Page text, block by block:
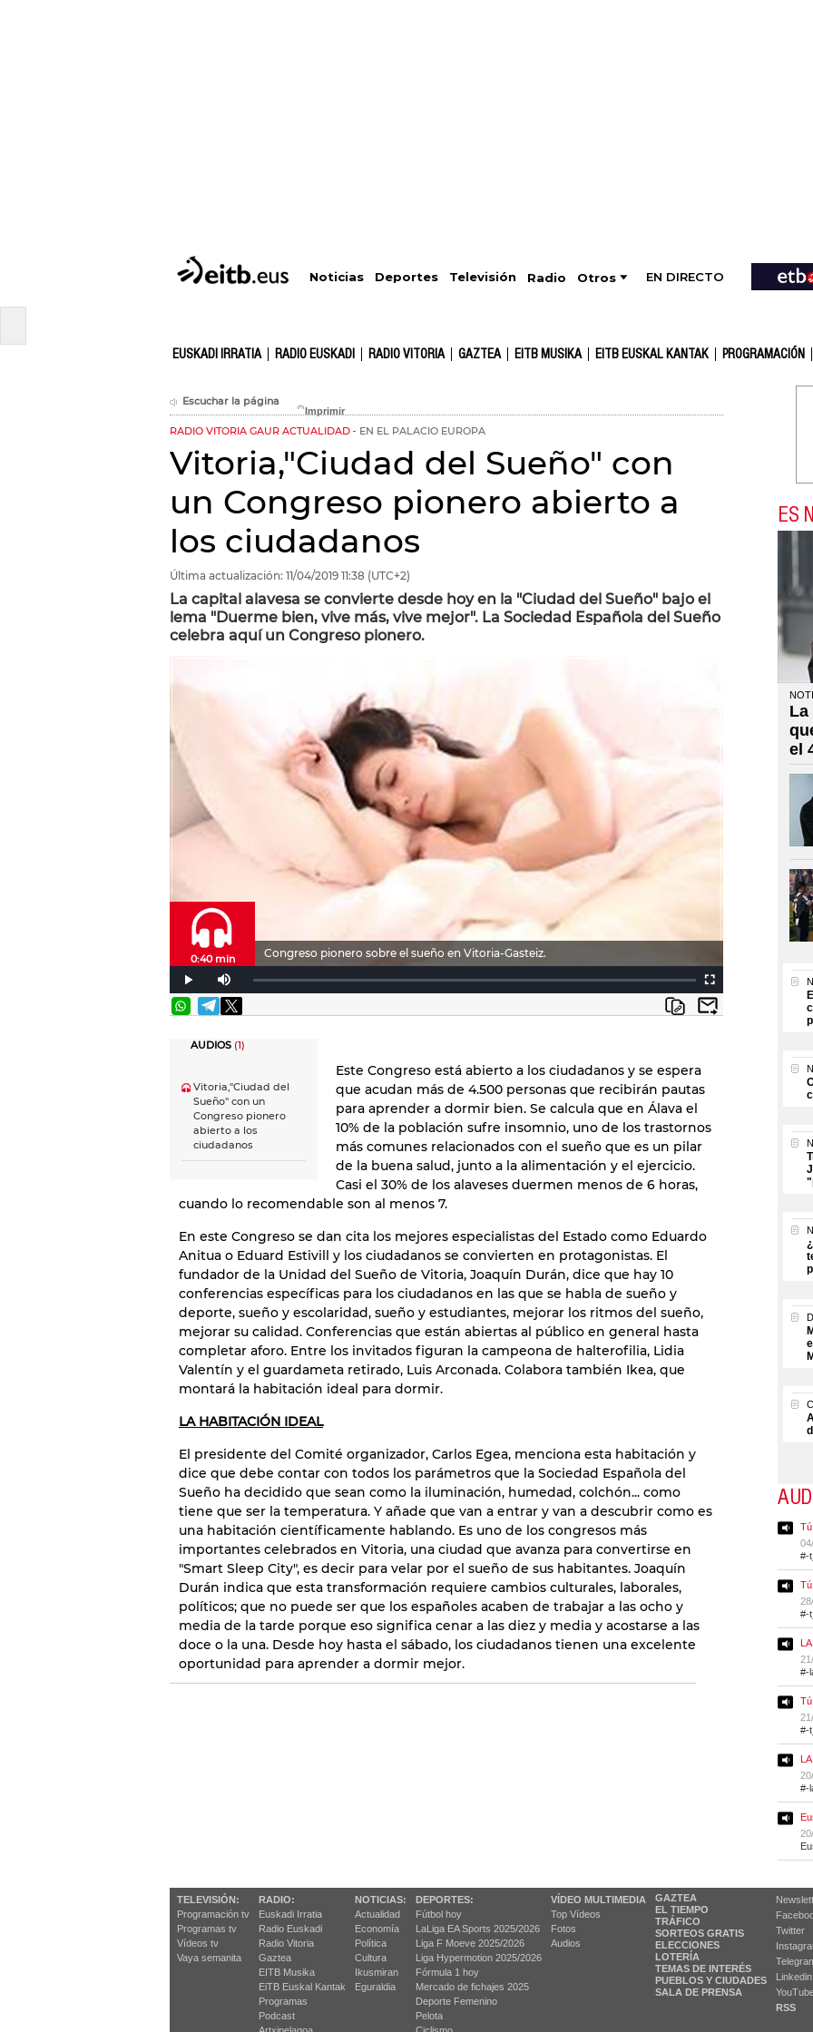
Noticias Deportes Televisión Radio Otros EN DIRECTO
EUSKADI IRRATIA RADIO EUSKADI RADIO VITORIA GAZTEA EITB MUSIKA EITB EUSKAL KANTAK PROGRAMACIÓN
Escuchar la página
RADIO VITORIA GAUR ACTUALIDAD EN EL PALACIO EUROPA
Vitoria,"Ciudad del Sueño" con
un Congreso pionero abierto a
los ciudadanos
Última actualización: 11/04/2019 11:38 (UTC+2)
La capital alavesa se convierte desde hoy en la "Ciudad del Sueño" bajo el
lema "Duerme bien, vive más, vive mejor". La Sociedad Española del Sueño
celebra aquí un Congreso pionero.
Congreso pionero sobre el sueño en Vitoria-Gasteiz.
0:40 min
AUDIOS (1)
Vitoria,"Ciudad del
Sueño" con un
Congreso pionero
abierto a los
ciudadanos
Este Congreso está abierto a los ciudadanos y se espera
que acudan más de 4.500 personas que recibirán pautas
para aprender a dormir bien. Se calcula que en Álava el
10% de la población sufre insomnio, uno de los trastornos
más comunes relacionados con el sueño que es un pilar
de la buena salud, junto a la alimentación y el ejercicio.
Casi el 30% de los alaveses duermen menos de 6 horas,
cuando lo recomendable son al menos 7.
En este Congreso se dan cita los mejores especialistas del Estado como Eduardo
Anitua o Eduard Estivill y los ciudadanos se convierten en protagonistas. El
fundador de la Unidad del Sueño de Vitoria, Joaquín Durán, dice que hay 10
conferencias específicas para los ciudadanos en las que se habla de sueño y
deporte, sueño y escolaridad, sueño y estudiantes, mejorar los ritmos del sueño,
mejorar su calidad. Conferencias que están abiertas al público en general hasta
completar aforo. Entre los invitados figuran la campeona de halterofilia, Lidia
Valentín y el guardameta retirado, Luis Arconada. Colabora también Ikea, que
montará la habitación ideal para dormir.
LA HABITACIÓN IDEAL
El presidente del Comité organizador, Carlos Egea, menciona esta habitación y
dice que debe contar con todos los parámetros que la Sociedad Española del
Sueño ha decidido que sean como la iluminación, humedad, colchón... como
tiene que ser la temperatura. Y añade que van a entrar y van a descubrir como es
una habitación científicamente hablando. Es uno de los congresos más
importantes celebrados en Vitoria, una ciudad que avanza para convertirse en
"Smart Sleep City", es decir para velar por el sueño de sus habitantes. Joaquín
Durán indica que esta transformación requiere cambios culturales, laborales,
políticos; que no puede ser que los españoles acaben de trabajar a las ocho y
media de la tarde porque eso significa cenar a las diez y media y acostarse a las
doce o la una. Desde hoy hasta el sábado, los ciudadanos tienen una excelente
oportunidad para aprender a dormir mejor.
ES
La
el
#-
#-
#-
#-
#-
TELEVISIÓN:
Programación tv
Programas tv
Vídeos tv
Vaya semanita
RADIO:
Euskadi Irratia
Radio Euskadi
Radio Vitoria
Gaztea
EITB Musika
EiTB Euskal Kantak
Programas
Podcast
NOTICIAS:
Actualidad
Economía
Política
Cultura
Ikusmiran
Eguraldia
DEPORTES:
Fútbol hoy
LaLiga EA Sports 2025/2026
Liga F Moeve 2025/2026
Liga Hypermotion 2025/2026
Fórmula 1 hoy
Mercado de fichajes 2025
Deporte Femenino
Pelota
VÍDEO MULTIMEDIA
Top Vídeos
Fotos
Audios
GAZTEA
EL TIEMPO
TRÁFICO
SORTEOS GRATIS
ELECCIONES
LOTERÍA
TEMAS DE INTERÉS
PUEBLOS Y CIUDADES
SALA DE PRENSA
Twitter
Linkedin
RSS